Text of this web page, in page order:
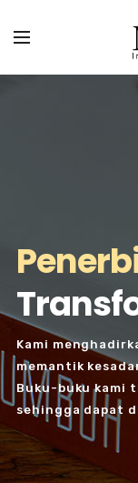
Kami
memantik
Buku-buku kami
sehingga dapat